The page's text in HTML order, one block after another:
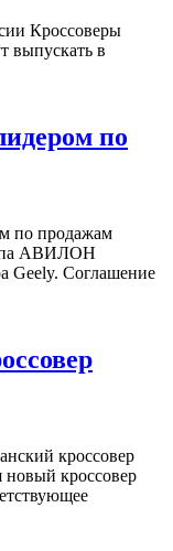
Кроссоверы
выпускать в
по
по продажам
АВИЛОН
Geely. Соглашение
кроссовер
кроссовер